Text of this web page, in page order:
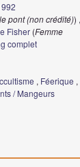
pont (non crédité)) ,
Fisher (Femme
complet
, Féerique ,
/ Mangeurs